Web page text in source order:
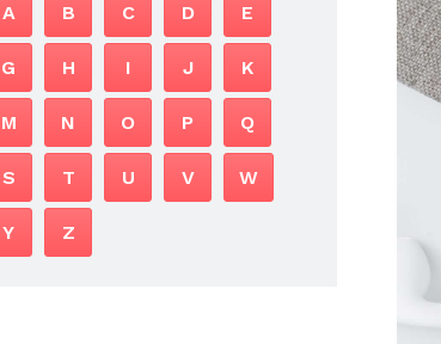
A B C D E
G H I J K
M N O P Q
S T U V W
Y Z